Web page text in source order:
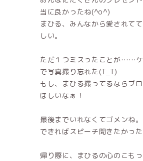
当に良かったね(^o^)
まひる、みんなから愛されて
しい。
ただ１つミスったことが……
で写真撮り忘れた(T_T)
もし、まひる撮ってるならブ
ほしいなぁ！
最後までいれなくてゴメンね。
できればスピーチ聞きたかった
帰り際に、まひるの心のこも